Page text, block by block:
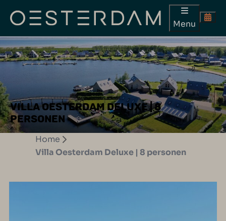
Menu
VILLA OESTERDAM DELUXE | 8
PERSONEN
Home
Villa Oesterdam Deluxe | 8 personen